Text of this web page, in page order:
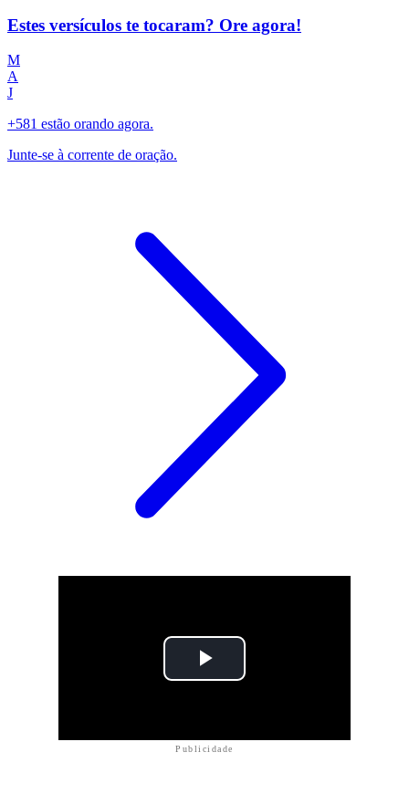
Estes versículos te tocaram? Ore agora!
M
A
J
+581 estão orando agora.
Junte-se à corrente de oração.
Publicidade